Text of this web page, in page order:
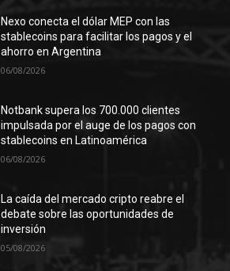
Nexo conecta el dólar MEP con las
stablecoins para facilitar los pagos y el
ahorro en Argentina
06/08/2026
Notbank supera los 700.000 clientes
impulsada por el auge de los pagos con
stablecoins en Latinoamérica
06/08/2026
La caída del mercado cripto reabre el
debate sobre las oportunidades de
inversión
05/08/2026